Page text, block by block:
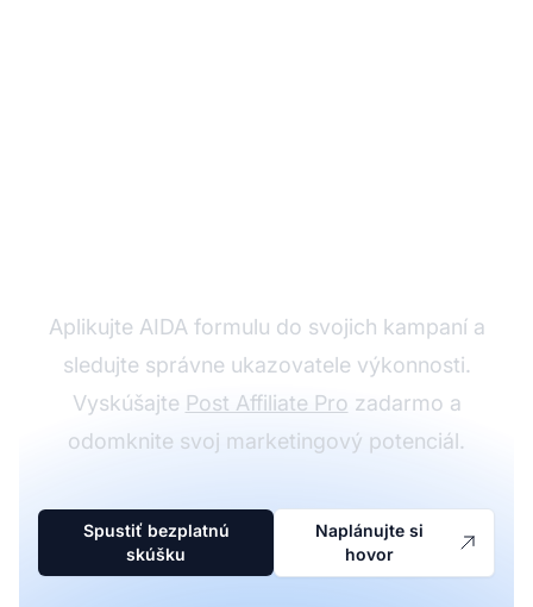
Aplikujte AIDA formulu do svojich kampaní a
sledujte správne ukazovatele výkonnosti.
Vyskúšajte Post Affiliate Pro zadarmo a
odomknite svoj marketingový potenciál.
Spustiť bezplatnú
skúšku
Naplánujte si
hovor